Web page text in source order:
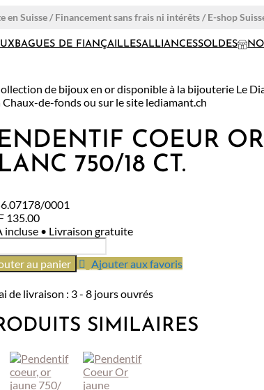
en Suisse / Financement sans frais ni intérêts / E-shop
BAGUES DE FIANÇAILLESALLIANCESSOLDES
COEUR OR
750/18 CT.
0001
135.00
incluse • Livraison gratuite
18
au panier Ajouter aux favoris
de livraison : 3 - 8 jours ouvrés
SIMILAIRES